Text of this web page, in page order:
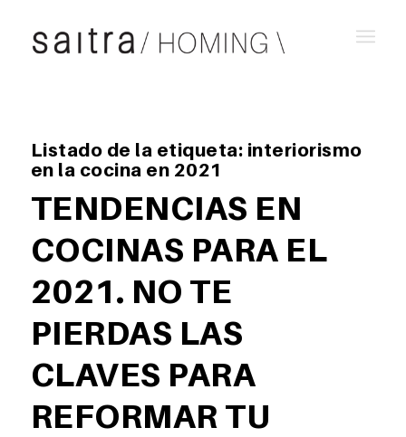
Listado de la etiqueta: interiorismo
en la cocina en 2021
TENDENCIAS EN
COCINAS PARA EL
2021. NO TE
PIERDAS LAS
CLAVES PARA
REFORMAR TU